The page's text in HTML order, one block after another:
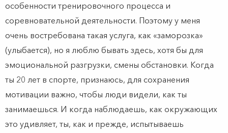
особенности тренировочного процесса и
соревновательной деятельности. Поэтому у меня
очень востребована такая услуга, как «заморозка»
(улыбается), но я люблю бывать здесь, хотя бы для
эмоциональной разгрузки, смены обстановки. Когда
ты 20 лет в спорте, признаюсь, для сохранения
мотивации важно, чтобы люди видели, как ты
занимаешься. И когда наблюдаешь, как окружающих
это удивляет, ты, как и прежде, испытываешь